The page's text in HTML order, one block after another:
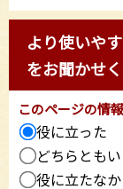
より使いや
をお聞かせく
このページの情
役に立った
どちらとも
役に立たな